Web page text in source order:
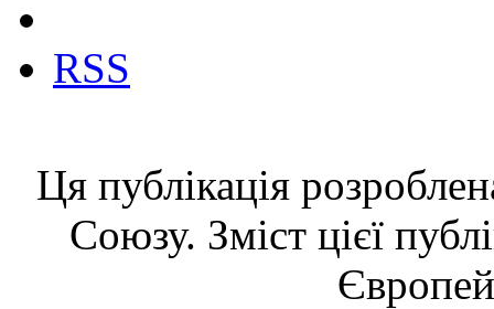
RSS
Ця публікація
Союзу. Зміст цієї